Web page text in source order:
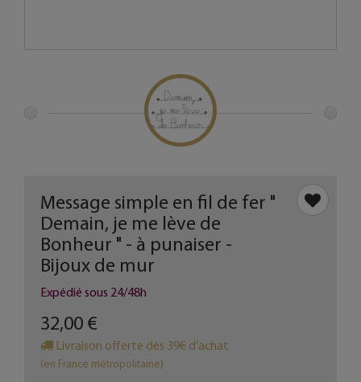
Message simple en fil de fer "
Demain, je me lève de
Bonheur " - à punaiser -
Bijoux de mur
Expédié sous 24/48h
32,00 €
Livraison offerte dès 39€ d’achat
(en France métropolitaine)